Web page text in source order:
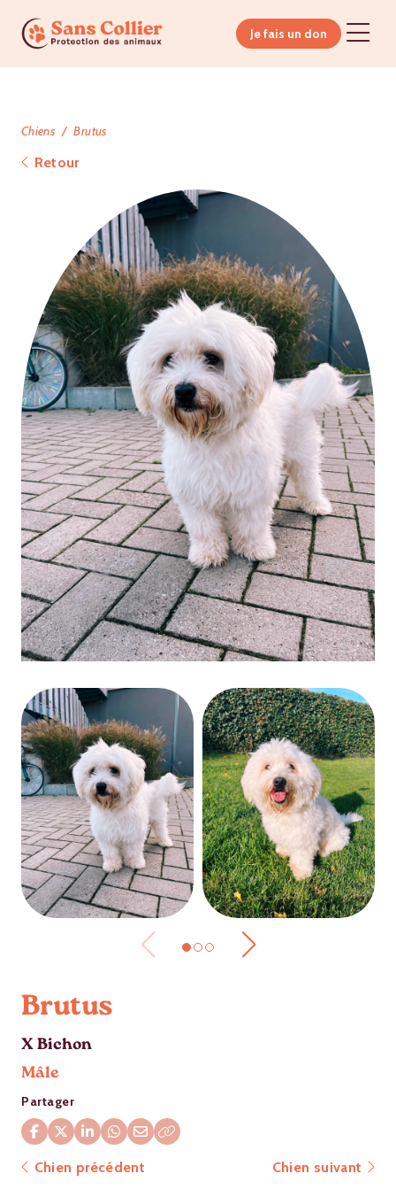
Je fais un don
Chiens Brutus
Retour
Brutus
X Bichon
Mâle
Partager
Chien précédent Chien suivant